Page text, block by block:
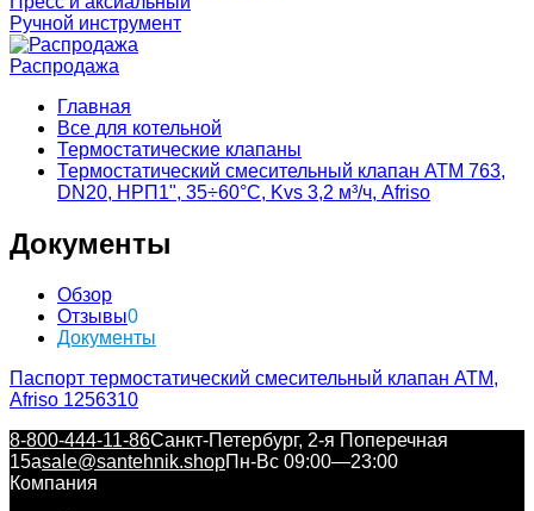
Ручной инструмент
Распродажа
Главная
Все для котельной
Термостатические клапаны
Термостатический смесительный клапан ATM 763,
DN20, НРП1", 35÷60°C, Kvs 3,2 м³/ч, Afriso
Документы
Обзор
Отзывы0
Документы
Паспорт термостатический смесительный клапан ATM,
Afriso 1256310
8-800-444-11-86Санкт-Петербург, 2-я Поперечная
15аsale@santehnik.shopПн-Вс 09:00—23:00
Компания